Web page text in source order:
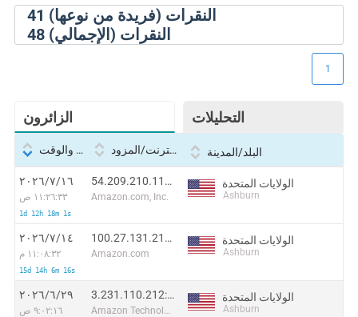
41 النقرات (فريدة من نوعها)
48 النقرات (الإجمالي)
الزائرون التحليلات
1
التاريخ والوقت بروتوكول الإنترنت/المزود البلد/المدينة
١٦‏/٧‏/٢٠٢٦
١١:٢٦:٣٣ ص
1d 12h 18m 1s
54.209.210.118:29772
Amazon.com, Inc.
الولايات المتحدة
Ashburn
١٤‏/٧‏/٢٠٢٦
١١:٠٨:٣٢ م
15d 14h 6m 16s
100.27.131.219:48021
Amazon.com
الولايات المتحدة
Ashburn
٢٩‏/٦‏/٢٠٢٦
٩:٠٢:١٦ ص
3.231.110.212:22178
Amazon Technologies Inc.
الولايات المتحدة
Ashburn